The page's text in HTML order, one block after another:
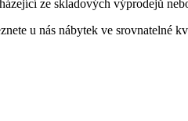
ze skladových výprodejů
u nás nábytek ve srovnatelné